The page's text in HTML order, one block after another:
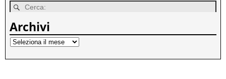
Archivi